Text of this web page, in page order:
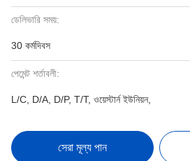
ডেলিভারি সময়:
30 কর্মদিবস
পেমেন্ট শর্তাবলী:
L/C, D/A, D/P, T/T, ওয়েস্টার্ন ইউনিয়ন,
সেরা মূল্য পান